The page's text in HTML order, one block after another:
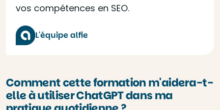
vos compétences en SEO.
L'équipe alfie
Comment cette formation m'aidera-t-
elle à utiliser ChatGPT dans ma